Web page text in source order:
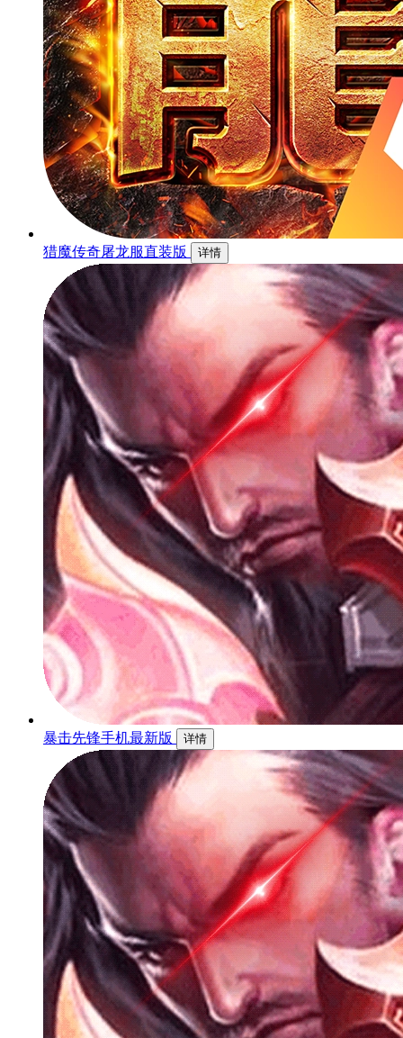
猎魔传奇屠龙服直装版 详情
暴击先锋手机最新版 详情